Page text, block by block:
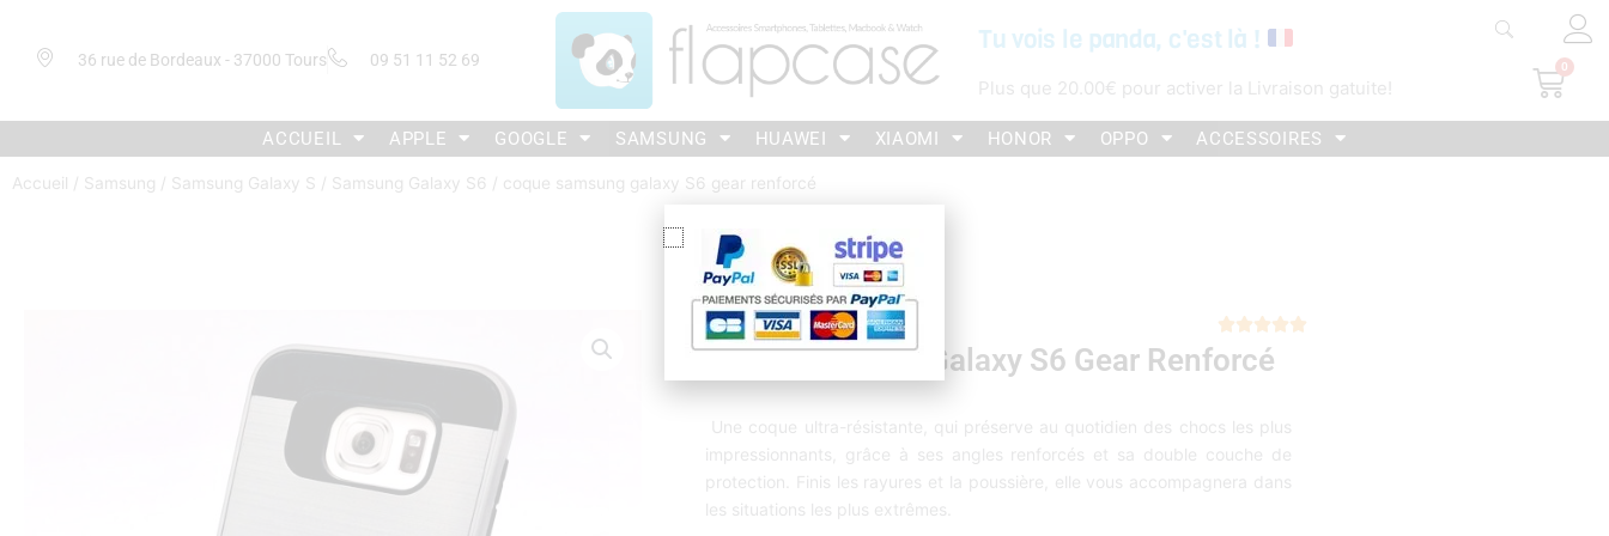
36 rue de Bordeaux - 37000 Tours 09 51 11 52 69
Tu vois le panda, c'est là !
Plus que 20.00€ pour activer la Livraison gatuite!
0
ACCUEIL APPLE GOOGLE SAMSUNG HUAWEI XIAOMI HONOR OPPO ACCESSOIRES
Accueil / Samsung / Samsung Galaxy S / Samsung Galaxy S6 / coque samsung galaxy S6 gear renforcé

Coque Samsung Galaxy S6 Gear Renforcé
Une coque ultra-résistante, qui préserve au quotidien des chocs les plus
impressionnants, grâce à ses angles renforcés et sa double couche de
protection. Finis les rayures et la poussière, elle vous accompagnera dans
les situations les plus extrêmes.